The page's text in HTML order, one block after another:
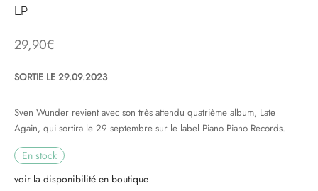
LP
29,90€
SORTIE LE 29.09.2023
Sven Wunder revient avec son très attendu quatrième album, Late
Again, qui sortira le 29 septembre sur le label Piano Piano Records.
En stock
voir la disponibilité en boutique
DU MONDE
CLASSIQUE